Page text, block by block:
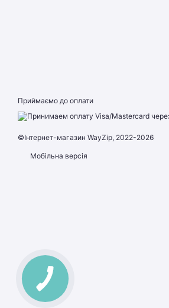
Приймаємо до оплати
©Інтернет-магазин WayZip, 2022-2026
Мобільна версія